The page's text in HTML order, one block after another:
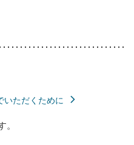
いただくために